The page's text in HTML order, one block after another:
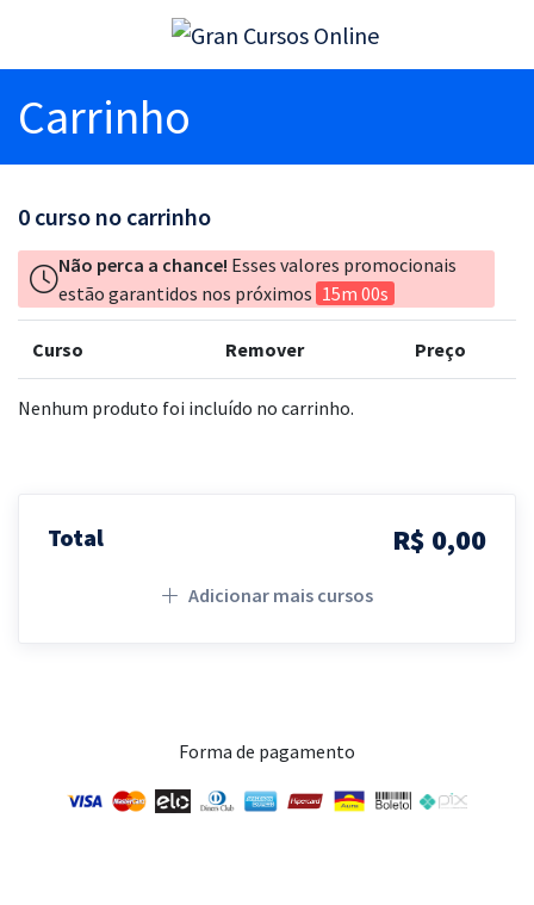
Carrinho
0 curso no carrinho
Não perca a chance! Esses valores promocionais
estão garantidos nos próximos 15m 00s
Curso Remover Preço
Nenhum produto foi incluído no carrinho.
Total R$ 0,00
Adicionar mais cursos
Forma de pagamento